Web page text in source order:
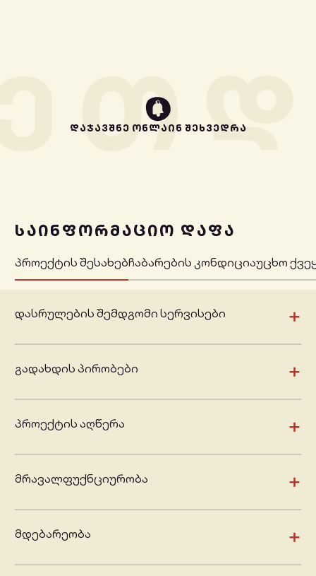
ᲓᲐᲯᲐᲕᲨᲜᲔ ᲝᲜᲚᲐᲘᲜ ᲨᲔᲮᲕᲔᲓᲠᲐ
ᲡᲐᲘᲜᲤᲝᲠᲛᲐᲪᲘᲝ ᲓᲐᲤᲐ
პროექტის შესახებჩაბარების კონდიციაუცხო
დასრულების შემდგომი სერვისები +
გადახდის პირობები +
პროექტის აღწერა +
მრავალფუქნციურობა +
მდებარეობა +